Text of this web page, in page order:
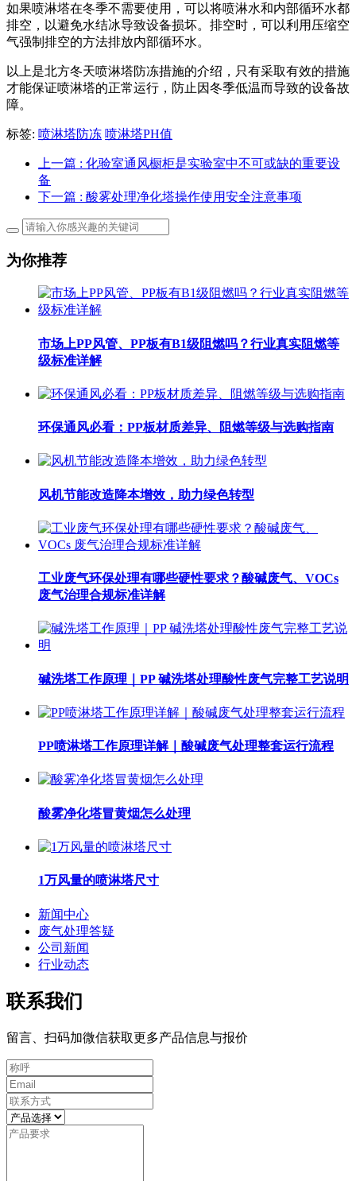
如果喷淋塔在冬季不需要使用，可以将喷淋水和内部循环水都
排空，以避免水结冰导致设备损坏。排空时，可以利用压缩空
气强制排空的方法排放内部循环水。
以上是北方冬天喷淋塔防冻措施的介绍，只有采取有效的措施
才能保证喷淋塔的正常运行，防止因冬季低温而导致的设备故
障。
标签: 喷淋塔防冻 喷淋塔PH值
上一篇 : 化验室通风橱柜是实验室中不可或缺的重要设
备
下一篇 : 酸雾处理净化塔操作使用安全注意事项
为你推荐
市场上PP风管、PP板有B1级阻燃吗？行业真实阻燃等
级标准详解
环保通风必看：PP板材质差异、阻燃等级与选购指南
风机节能改造降本增效，助力绿色转型
工业废气环保处理有哪些硬性要求？酸碱废气、VOCs
废气治理合规标准详解
碱洗塔工作原理｜PP 碱洗塔处理酸性废气完整工艺说明
PP喷淋塔工作原理详解｜酸碱废气处理整套运行流程
酸雾净化塔冒黄烟怎么处理
1万风量的喷淋塔尺寸
新闻中心
废气处理答疑
公司新闻
行业动态
联系我们
留言、扫码加微信获取更多产品信息与报价